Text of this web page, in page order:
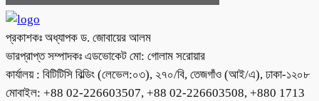
প্রকাশকঃ অধ্যাপক ড. জোবায়ের আলম
ভারপ্রাপ্ত সম্পাদকঃ এডভোকেট মো: গোলাম সরোয়ার
কার্যালয় : বিটিটিসি বিল্ডিং (লেভেল:০৩), ২৭০/বি, তেজগাঁও (আই/এ), ঢাকা-১২০৮
মোবাইল: +88 02-226603507, +88 02-226603508, +880 1713